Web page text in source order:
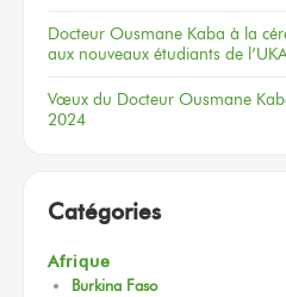
Docteur Ousmane Kaba à la
aux nouveaux étudiants de
Vœux du Docteur Ousmane
2024
Catégories
Afrique
Burkina Faso